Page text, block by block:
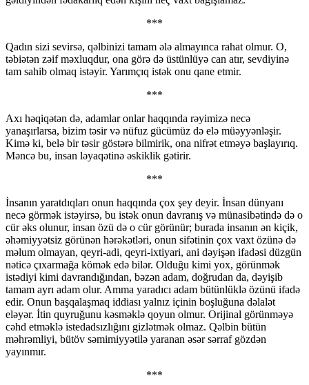
***
Qadın sizi sevirsə, qəlbinizi tamam ələ almayınca rahat olmur. O,
təbiətən zəif məxluqdur, ona görə də üstünlüyə can atır, sevdiyinə
tam sahib olmaq istəyir. Yarımçıq istək onu qane etmir.
***
Axı həqiqətən də, adamlar onlar haqqında rəyimizə necə
yanaşırlarsa, bizim təsir və nüfuz gücümüz də elə müəyyənləşir.
Kimə ki, belə bir təsir göstərə bilmirik, ona nifrət etməyə başlayırıq.
Məncə bu, insan ləyaqətinə əskiklik gətirir.
***
İnsanın yaratdıqları onun haqqında çox şey deyir. İnsan dünyanı
necə görmək istəyirsə, bu istək onun davranış və münasibətində də o
cür əks olunur, insan özü də o cür görünür; burada insanın ən kiçik,
əhəmiyyətsiz görünən hərəkətləri, onun sifətinin çox vaxt özünə də
məlum olmayan, qeyri-adi, qeyri-ixtiyari, ani dəyişən ifadəsi düzgün
nəticə çıxarmağa kömək edə bilər. Olduğu kimi yox, görünmək
istədiyi kimi davrandığından, bəzən adam, doğrudan da, dəyişib
tamam ayrı adam olur. Amma yaradıcı adam bütünlüklə özünü ifadə
edir. Onun başqalaşmaq iddiası yalnız içinin boşluğuna dəlalət
eləyər. İtin quyruğunu kəsməklə qoyun olmur. Orijinal görünməyə
cəhd etməklə istedadsızlığını gizlətmək olmaz. Qəlbin bütün
məhrəmliyi, bütöv səmimiyyətilə yaranan əsər sərraf gözdən
yayınmır.
***